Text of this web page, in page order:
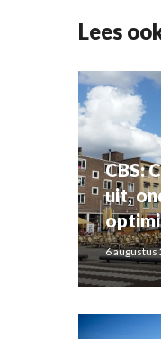
Lees
CBS:
uit,
6 augustus